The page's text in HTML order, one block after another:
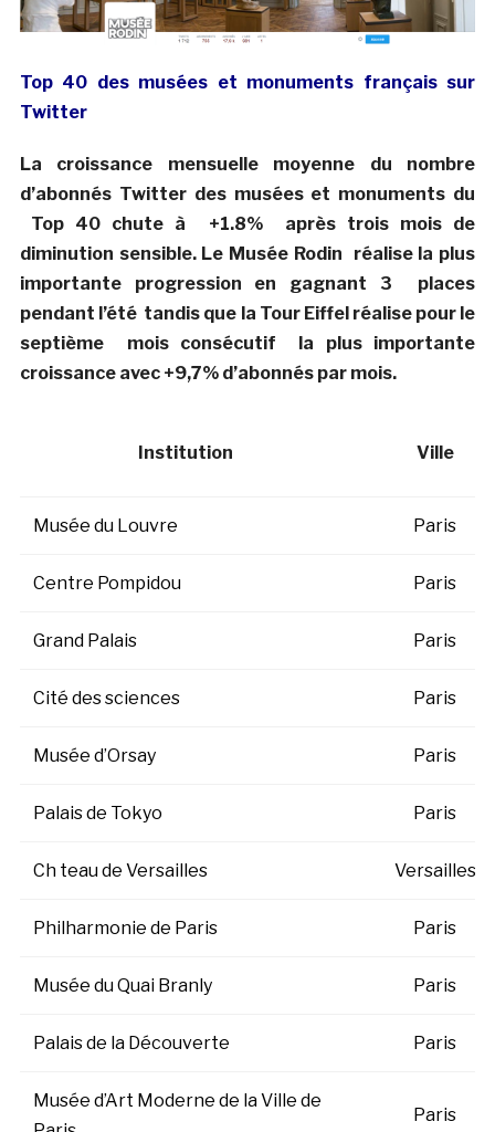
Top 40 des musées et monuments français sur
Twitter
La croissance mensuelle moyenne du nombre
d’abonnés Twitter des musées et monuments du
Top 40 chute à +1.8% après trois mois de
diminution sensible. Le Musée Rodin réalise la plus
importante progression en gagnant 3 places
pendant l’été tandis que la Tour Eiffel réalise pour le
septième mois consécutif la plus importante
croissance avec +9,7% d’abonnés par mois.
Institution Ville
Musée du Louvre Paris
Centre Pompidou Paris
Grand Palais Paris
Cité des sciences Paris
Musée d’Orsay Paris
Palais de Tokyo Paris
Ch teau de Versailles Versailles
Philharmonie de Paris Paris
Musée du Quai Branly Paris
Palais de la Découverte Paris
Musée d’Art Moderne de la Ville de
Paris